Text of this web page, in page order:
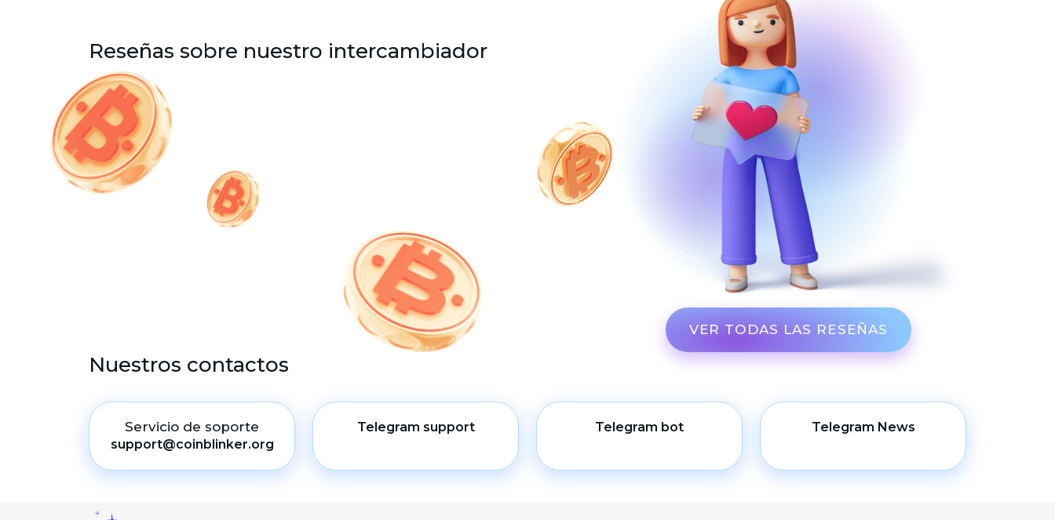
Reseñas sobre nuestro intercambiador
VER TODAS LAS RESEÑAS
Nuestros contactos
Servicio de soporte
support@coinblinker.org
Telegram support Telegram bot Telegram News